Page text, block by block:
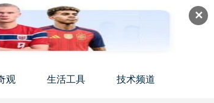
✕
观 生活工具 技术频道